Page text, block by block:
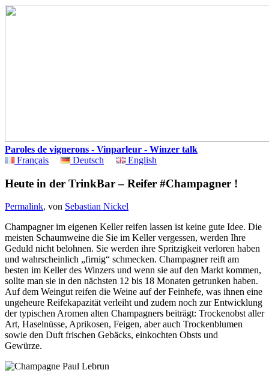
Paroles de vignerons - Vinparleur - Winzer talk
Français
Deutsch English
Heute in der TrinkBar – Reifer #Champagner !
Permalink, von Sebastian Nickel
Champagner im eigenen Keller reifen lassen ist keine gute Idee. Die
meisten Schaumweine die Sie im Keller vergessen, werden Ihre
Geduld nicht belohnen. Sie werden ihre Spritzigkeit verloren haben
und wahrscheinlich „firnig“ schmecken. Champagner reift am
besten im Keller des Winzers und wenn sie auf den Markt kommen,
sollte man sie in den nächsten 12 bis 18 Monaten getrunken haben.
Auf dem Weingut reifen die Weine auf der Feinhefe, was ihnen eine
ungeheure Reifekapazität verleiht und zudem noch zur Entwicklung
der typischen Aromen alten Champagners beiträgt: Trockenobst aller
Art, Haselnüsse, Aprikosen, Feigen, aber auch Trockenblumen
sowie den Duft frischen Gebäcks, einkochten Obsts und
Gewürze.